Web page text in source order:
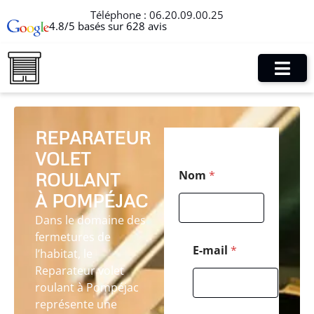
Téléphone : 06.20.09.00.25
4.8/5 basés sur 628 avis
REPARATEUR
VOLET
ROULANT
À POMPÉJAC
Dans le domaine des
fermetures de
l’habitat, le
Reparateur volet
roulant à Pompéjac
représente une
Nom *
E-mail *
e
T
é